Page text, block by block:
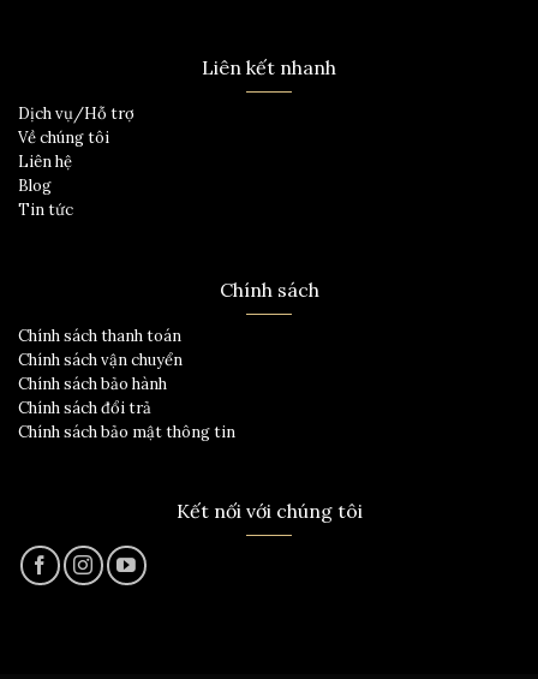
Liên kết nhanh
Dịch vụ/Hỗ trợ
Về chúng tôi
Liên hệ
Blog
Tin tức
Chính sách
Chính sách thanh toán
Chính sách vận chuyển
Chính sách bảo hành
Chính sách đổi trả
Chính sách bảo mật thông tin
Kết nối với chúng tôi